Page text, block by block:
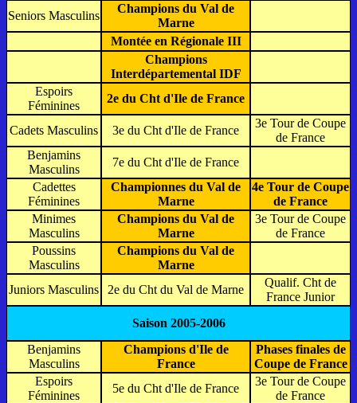
Seniors Masculins
Champions du Val de
Marne
Montée en Régionale III
Champions
Interdépartemental IDF
Espoirs
Féminines
2e du Cht d'Ile de France
Cadets Masculins 3e du Cht d'Ile de France
3e Tour de Coupe
de France
Benjamins
Masculins
7e du Cht d'Ile de France
Cadettes
Féminines
Championnes du Val de
Marne
4e Tour de Coupe
de France
Minimes
Masculins
Champions du Val de
Marne
3e Tour de Coupe
de France
Poussins
Masculins
Champions du Val de
Marne
Juniors Masculins
2e du Cht du Val de Marne
Qualif. Cht de
France Junior
Saison 2005-2006
Benjamins
Masculins
Champions d'Ile de
France
Phases finales de
Coupe de France
Espoirs
Féminines
5e du Cht d'Ile de France
3e Tour de Coupe
de France